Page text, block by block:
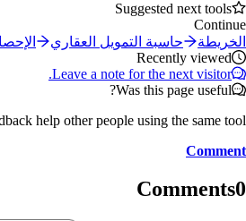
Suggested next tools
Continue
الخريطة
حاسبة التمويل العقاري
Recently viewed
Leave a note for the next visitor.
Was this page useful?
help other people using the same tool.
Comment
Comments0